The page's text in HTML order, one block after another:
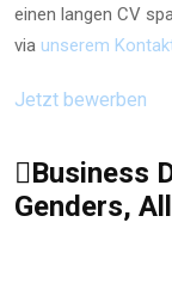
einen langen CV
via unserem
Jetzt bewerben
Business
Genders,